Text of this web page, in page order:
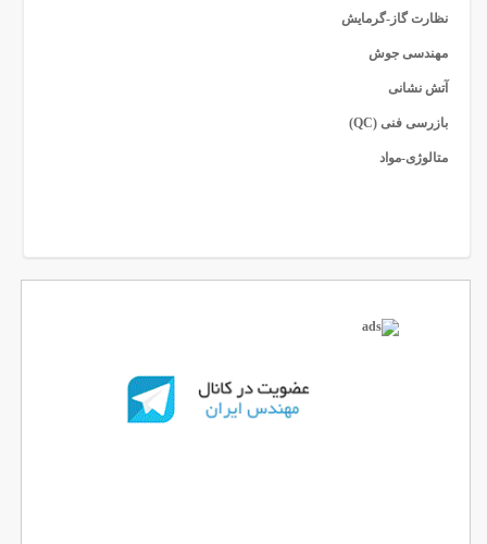
نظارت گاز-گرمایش
مهندسی جوش
آتش نشانی
بازرسی فنی (QC)
متالوژی-مواد